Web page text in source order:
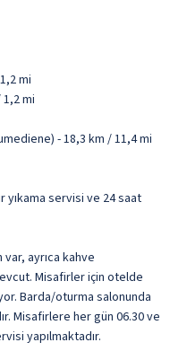
mi
mi
- 18,3 km / 11,4 mi
yıkama servisi ve 24 saat
ayrıca kahve
Misafirler için otelde
Barda/oturma salonunda
Misafirlere her gün 06.30 ve
yapılmaktadır.